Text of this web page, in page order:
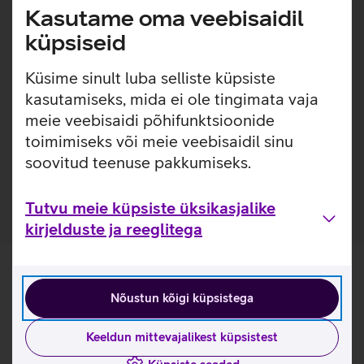
Kasutame oma veebisaidil
küpsiseid
Küsime sinult luba selliste küpsiste
kasutamiseks, mida ei ole tingimata vaja
meie veebisaidi põhifunktsioonide
toimimiseks või meie veebisaidil sinu
soovitud teenuse pakkumiseks.
Tutvu meie küpsiste üksikasjalike
kirjelduste ja reeglitega
Nõustun kõigi küpsistega
Keeldun mittevajalikest küpsistest
lemmikmuusikat. Kuularid on projekteeritud vähendamaks
heli hajumist ja suurendamaks heli väljundi kvaliteeti.
uuem operatsioonisüsteemi versioon.
Kasulikud lingid
Tutvu kõrvaklappide Apple EarPods omaduste ja
kasutusviisidega tootja kodulehel